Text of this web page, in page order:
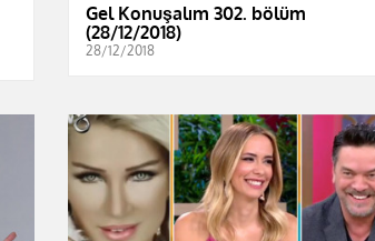
Gel Konuşalım 302. bölüm
(28/12/2018)
28/12/2018